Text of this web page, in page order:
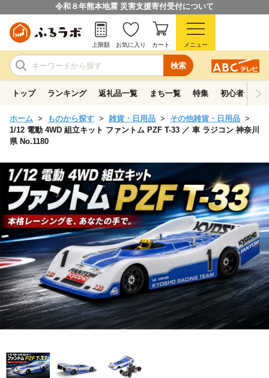
令和８年熊本地震 災害支援寄付受付について
検索
上限額 お気に入り カート メニュー
トップ ランキング 返礼品一覧 まち一覧 特集 初心者ガイド
ホーム ものから探す 雑貨・日用品
その他雑貨・日用品
1/12 電動 4WD 組立キット ファントム PZF T-33 ／ 車 ラジコン 神奈川
県 No.1180